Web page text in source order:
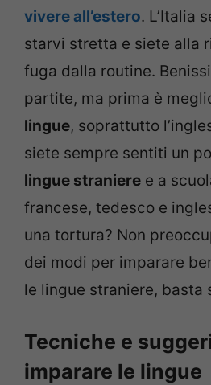
vivere all’estero. L’Italia
starvi stretta e siete alla
fuga dalla routine.
partite, ma prima è
lingue, soprattutto
siete sempre sentiti un
lingue straniere e a
francese, tedesco e
una tortura? Non
dei modi per imparare
le lingue straniere, basta
Tecniche e
imparare le lingue